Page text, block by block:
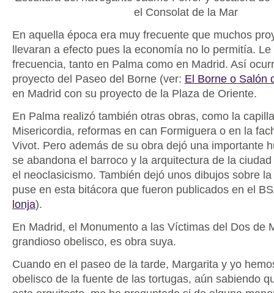
el Consolat de la Mar
En aquella época era muy frecuente que muchos
llevaran a efecto pues la economía no lo permitía.
frecuencia, tanto en Palma como en Madrid. Así
proyecto del Paseo del Borne (ver: El Borne o Salón
en Madrid con su proyecto de la Plaza de Oriente.
En Palma realizó también otras obras, como la
Misericordia, reformas en can Formiguera o en la
Vivot. Pero además de su obra dejó una importante
se abandona el barroco y la arquitectura de la
el neoclasicismo. También dejó unos dibujos sobre
puse en esta bitácora que fueron publicados en el
lonja).
En Madrid, el Monumento a las Víctimas del Dos de
grandioso obelisco, es obra suya.
Cuando en el paseo de la tarde, Margarita y yo
obelisco de la fuente de las tortugas, aún sabiendo